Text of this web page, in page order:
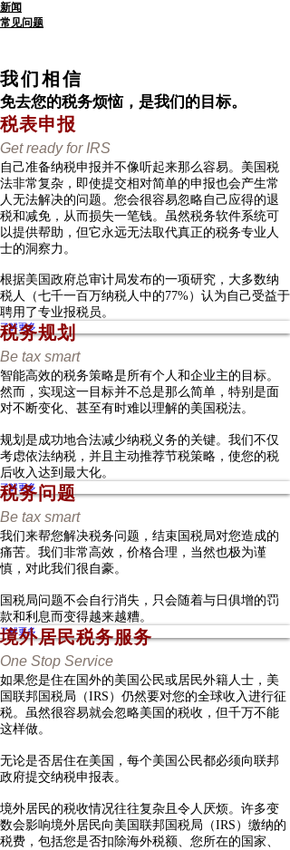
新闻
常见问题
我们相信
免去您的税务烦恼，是我们的目标。
税表申报
Get ready for IRS
自己准备纳税申报并不像听起来那么容易。美国税
法非常复杂，即使提交相对简单的申报也会产生常
人无法解决的问题。您会很容易忽略自己应得的退
税和减免，从而损失一笔钱。虽然税务软件系统可
以提供帮助，但它永远无法取代真正的税务专业人
士的洞察力。
根据美国政府总审计局发布的一项研究，大多数纳
税人（七千一百万纳税人中的77%）认为自己受益于
聘用了专业报税员。
了解更多
税务规划
Be tax smart
智能高效的税务策略是所有个人和企业主的目标。
然而，实现这一目标并不总是那么简单，特别是面
对不断变化、甚至有时难以理解的美国税法。
规划是成功地合法减少纳税义务的关键。我们不仅
考虑依法纳税，并且主动推荐节税策略，使您的税
后收入达到最大化。
了解更多
税务问题
Be tax smart
我们来帮您解决税务问题，结束国税局对您造成的
痛苦。我们非常高效，价格合理，当然也极为谨
慎，对此我们很自豪。
国税局问题不会自行消失，只会随着与日俱增的罚
款和利息而变得越来越糟。
了解更多
境外居民税务服务
One Stop Service
如果您是住在国外的美国公民或居民外籍人士，美
国联邦国税局（IRS）仍然要对您的全球收入进行征
税。虽然很容易就会忽略美国的税收，但千万不能
这样做。
无论是否居住在美国，每个美国公民都必须向联邦
政府提交纳税申报表。
境外居民的税收情况往往复杂且令人厌烦。许多变
数会影响境外居民向美国联邦国税局（IRS）缴纳的
税费，包括您是否扣除海外税额、您所在的国家、